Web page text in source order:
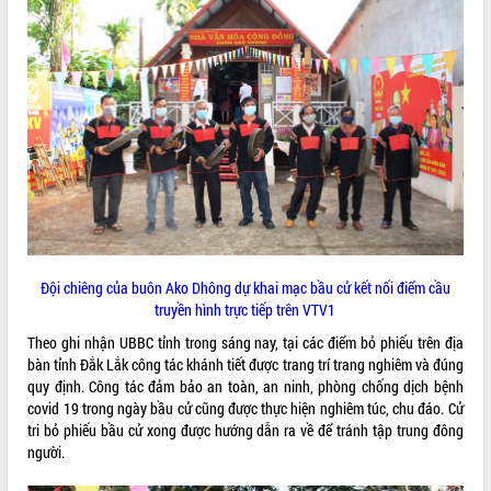
Đắk Lắk rà soát, điều chỉnh Đề án 190
về phát triển nuôi trồng thủy sản
Phó Chủ tịch UBND tỉnh Đắk Lắk
Trương Công Thái kiểm tra thực địa
Dự án cao tốc Khánh Hòa - Buôn Ma
Thuột
Định vị cà phê Việt Nam như một “di
sản sống” trong dòng chảy toàn cầu
Xây dựng nông thôn mới: Nâng cao đời
sống người dân từ những mô hình thiết
thực
Quyết liệt tháo gỡ vướng mắc, đẩy
nhanh tiến độ các dự án trọng điểm
trong Khu kinh tế Nam Phú Yên
Hòn Yến phát triển du lịch gắn với bảo
tồn biển
Lấy ý kiến điều chỉnh Quy hoạch tỉnh
Đắk Lắk thời kỳ 2021-2030, tầm nhìn
đến năm 2050
Đội chiêng của buôn Ako Dhông dự khai mạc bầu cử kết nối điểm cầu
truyền hình trực tiếp trên VTV1
Theo ghi nhận UBBC tỉnh trong sáng nay, tại các điểm bỏ phiếu trên địa
bàn tỉnh Đắk Lắk công tác khánh tiết được trang trí trang nghiêm và đúng
quy định. Công tác đảm bảo an toàn, an ninh, phòng chống dịch bệnh
covid 19 trong ngày bầu cử cũng được thực hiện nghiêm túc, chu đáo. Cử
tri bỏ phiếu bầu cử xong được hướng dẫn ra về để tránh tập trung đông
người.